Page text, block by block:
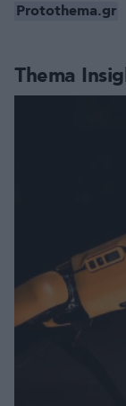
Thema
Protothema.gr